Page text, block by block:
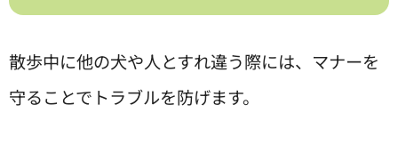
散歩中に他の犬や人とすれ違う際には、マナーを
守ることでトラブルを防げます。